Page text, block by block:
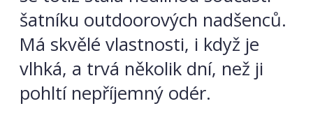
šatníku outdoorových nadšenců.
Má skvělé vlastnosti, i když je
vlhká, a trvá několik dní, než ji
pohltí nepříjemný odér.